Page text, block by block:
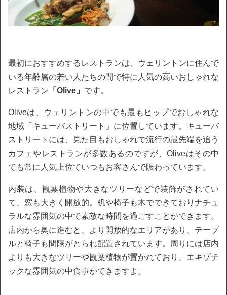
最初におすすめするレストランは、ウェリントンに住んで
いる年齢層の若い人たちの間で特に人気の高いおしゃれな
レストラン 「Olive」 です。
Oliveは、ウェリントンの中でも最もヒップでおしゃれな
地域「キューバストリート」に位置しています。キューバ
ストリートには、見た目もおしゃれで流行の最先端を追う
カフェやレストランが多数あるのですが、Oliveはその中
でも常に人気上位でいつもお客さんで賑わっています。
内装は、観葉植物や大きなツリーなどで装飾がされてい
て、窓も大きく開放的。机や椅子も木でできておりナチュ
ラルな雰囲気の中で素敵な時間を過ごすことができます。
店内から奥に進むと、より開放的なエリアがあり、テーブ
ルと椅子も間隔がとられ配置されています。周りには店内
よりも大きなツリーや観葉植物が置かれており、エキゾチ
ックな雰囲気の中食事ができますよ。